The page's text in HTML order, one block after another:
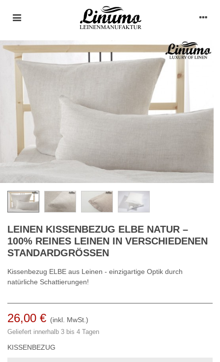
LEINEN KISSENBEZUG ELBE NATUR –
100% REINES LEINEN IN VERSCHIEDENEN
STANDARDGRÖSSEN
Kissenbezug ELBE aus Leinen - einzigartige Optik durch
natürliche Schattierungen!
26,00 € (inkl. MwSt.)
Geliefert innerhalb 3 bis 4 Tagen
KISSENBEZUG